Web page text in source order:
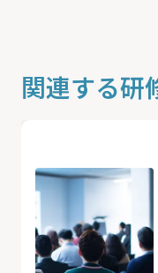
関連する研